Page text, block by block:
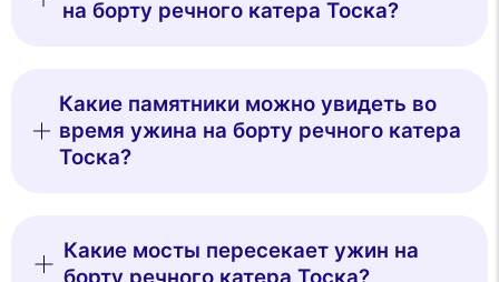
на борту речного катера Тоска?
Какие памятники можно увидеть во
время ужина на борту речного катера
Тоска?
Какие мосты пересекает ужин на
борту речного катера Тоска?